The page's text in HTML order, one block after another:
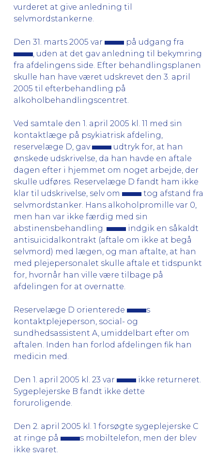
vurderet at give anledning til
selvmordstankerne.
Den 31. marts 2005 var
på udgang fra
, uden at det gav anledning til bekymring
fra afdelingens side. Efter behandlingsplanen
skulle han have været udskrevet den 3. april
2005 til efterbehandling på
alkoholbehandlingscentret.
Ved samtale den 1. april 2005 kl. 11 med sin
kontaktlæge på psykiatrisk afdeling,
reservelæge D, gav
udtryk for, at han
ønskede udskrivelse, da han havde en aftale
dagen efter i hjemmet om noget arbejde, der
skulle udføres. Reservelæge D fandt ham ikke
klar til udskrivelse, selv om
tog afstand fra
selvmordstanker. Hans alkoholpromille var 0,
men han var ikke færdig med sin
abstinensbehandling.
indgik en såkaldt
antisuicidalkontrakt (aftale om ikke at begå
selvmord) med lægen, og man aftalte, at han
med plejepersonalet skulle aftale et tidspunkt
for, hvornår han ville være tilbage på
afdelingen for at overnatte.
Reservelæge D orienterede
s
kontaktplejeperson, social- og
sundhedsassistent A, umiddelbart efter om
aftalen. Inden han forlod afdelingen fik han
medicin med.
Den 1. april 2005 kl. 23 var
ikke returneret.
Sygeplejerske B fandt ikke dette
foruroligende.
Den 2. april 2005 kl. 1 forsøgte sygeplejerske C
at ringe på
s mobiltelefon, men der blev
ikke svaret.